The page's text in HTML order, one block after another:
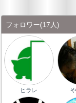
フォロワー(17人)
ヒラレ